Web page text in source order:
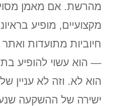
מהרשת. אם מאמן
מקצועיים, מופיע
חיוביות מתועדות
— הוא עשוי להופיע
הוא לא. וזה לא עניין
ישירה של ההשקעה